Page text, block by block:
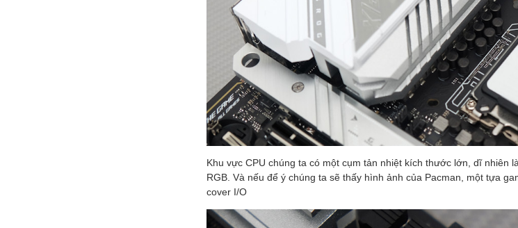
Khu vực CPU chúng ta có một cụm tản nhiệt kích thước lớn, dĩ nhiên
RGB. Và nếu để ý chúng ta sẽ thấy hình ảnh của Pacman, một tựa
cover I/O